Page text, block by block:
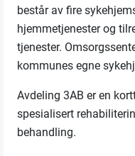
består av fire
hjemmetjenester og
tjenester.
kommunes egne
Avdeling 3AB er en
spesialisert
behandling.